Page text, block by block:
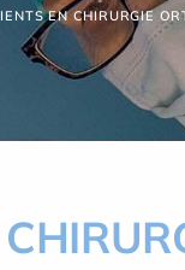
EN CHIRURGIE